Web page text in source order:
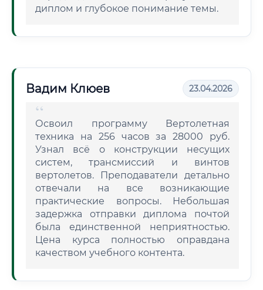
диплом и глубокое понимание темы.
Вадим Клюев 23.04.2026
Освоил программу Вертолетная
техника на 256 часов за 28000 руб.
Узнал всё о конструкции несущих
систем, трансмиссий и винтов
вертолетов. Преподаватели детально
отвечали на все возникающие
практические вопросы. Небольшая
задержка отправки диплома почтой
была единственной неприятностью.
Цена курса полностью оправдана
качеством учебного контента.